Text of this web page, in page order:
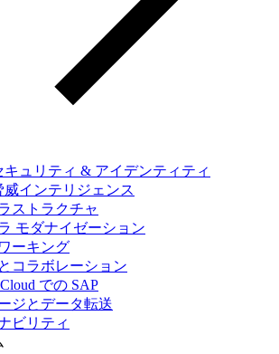
キュリティ & アイデンティティ
威インテリジェンス
ストラクチャ
モダナイゼーション
ーキング
コラボレーション
での SAP
ジとデータ転送
ビリティ